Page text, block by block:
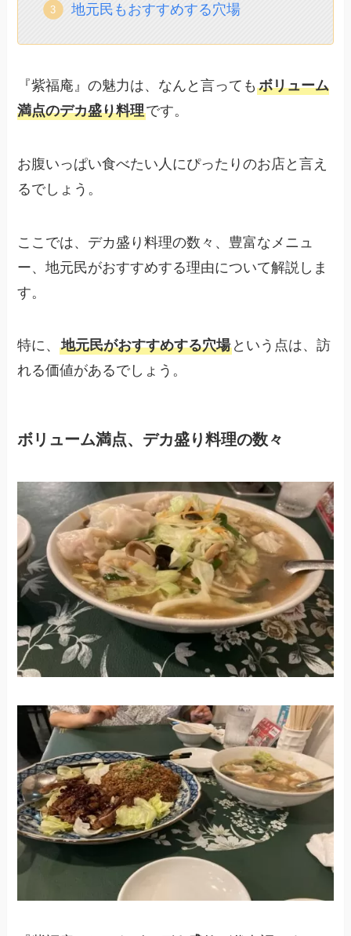
地元民もおすすめする穴場
『紫福庵』の魅力は、なんと言ってもボリューム
満点のデカ盛り料理です。
お腹いっぱい食べたい人にぴったりのお店と言え
るでしょう。
ここでは、デカ盛り料理の数々、豊富なメニュ
ー、地元民がおすすめする理由について解説しま
す。
特に、地元民がおすすめする穴場 という点は、訪
れる価値があるでしょう。
ボリューム満点、デカ盛り料理の数々